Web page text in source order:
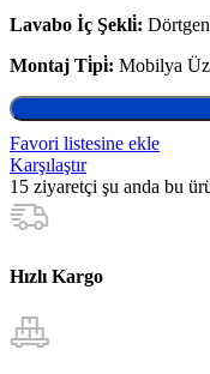
Lavabo İç Şekli̇: Dörtgen
Montaj Ti̇pi̇: Mobilya
Favori listesine ekle
Karşılaştır
15 ziyaretçi şu anda bu
Hızlı Kargo